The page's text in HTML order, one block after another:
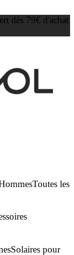
dès 79€ d'achat
Toutes les
Solaires pour